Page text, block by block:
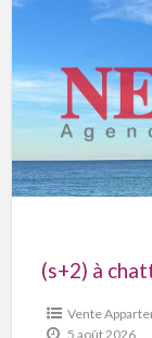
(s+2) à
Vente
5 août 2026